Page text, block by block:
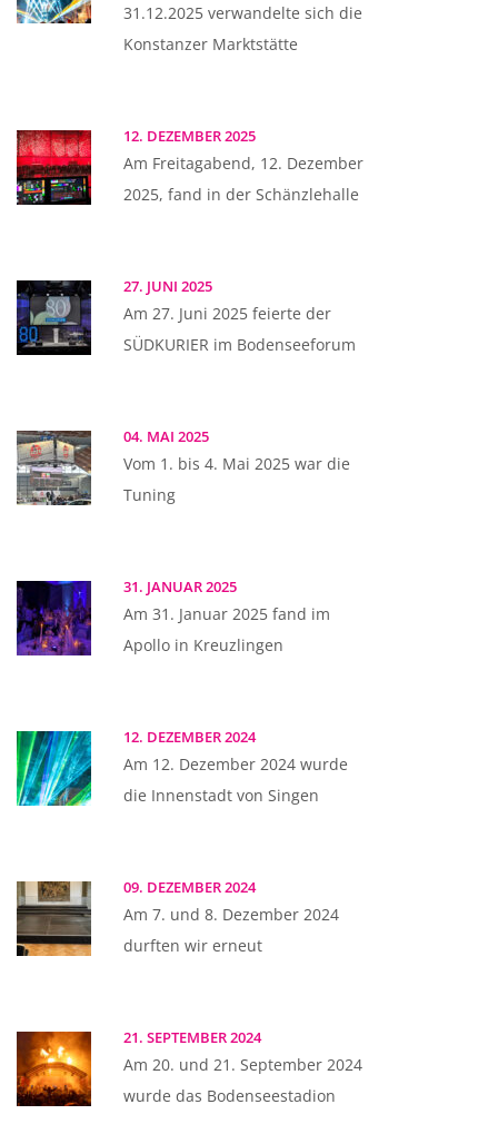
31.12.2025 verwandelte sich die
Konstanzer Marktstätte
12. DEZEMBER 2025
Am Freitagabend, 12. Dezember
2025, fand in der Schänzlehalle
27. JUNI 2025
Am 27. Juni 2025 feierte der
SÜDKURIER im Bodenseeforum
04. MAI 2025
Vom 1. bis 4. Mai 2025 war die
Tuning
31. JANUAR 2025
Am 31. Januar 2025 fand im
Apollo in Kreuzlingen
12. DEZEMBER 2024
Am 12. Dezember 2024 wurde
die Innenstadt von Singen
09. DEZEMBER 2024
Am 7. und 8. Dezember 2024
durften wir erneut
21. SEPTEMBER 2024
Am 20. und 21. September 2024
wurde das Bodenseestadion